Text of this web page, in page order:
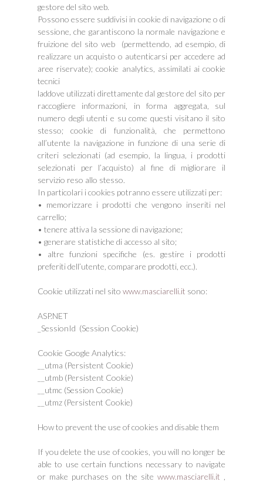
gestore del sito web.
Possono essere suddivisi in cookie di navigazione o di
sessione, che garantiscono la normale navigazione e
fruizione del sito web (permettendo, ad esempio, di
realizzare un acquisto o autenticarsi per accedere ad
aree riservate); cookie analytics, assimilati ai cookie
tecnici
laddove utilizzati direttamente dal gestore del sito per
raccogliere informazioni, in forma aggregata, sul
numero degli utenti e su come questi visitano il sito
stesso; cookie di funzionalità, che permettono
all’utente la navigazione in funzione di una serie di
criteri selezionati (ad esempio, la lingua, i prodotti
selezionati per l’acquisto) al fine di migliorare il
servizio reso allo stesso.
In particolari i cookies potranno essere utilizzati per:
• memorizzare i prodotti che vengono inseriti nel
carrello;
• tenere attiva la sessione di navigazione;
• generare statistiche di accesso al sito;
• altre funzioni specifiche (es. gestire i prodotti
preferiti dell’utente, comparare prodotti, ecc.).
Cookie utilizzati nel sito www.masciarelli.it sono:
ASP.NET
_SessionId (Session Cookie)
Cookie Google Analytics:
__utma (Persistent Cookie)
__utmb (Persistent Cookie)
__utmc (Session Cookie)
__utmz (Persistent Cookie)
How to prevent the use of cookies and disable them
If you delete the use of cookies, you will no longer be
able to use certain functions necessary to navigate
or make purchases on the site www.masciarelli.it